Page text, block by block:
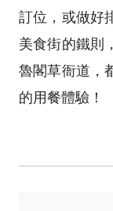
訂位，或做好
美食街的鐵則
魯閣草衙道，
的用餐體驗！